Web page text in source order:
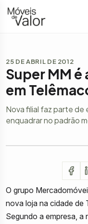
25 DE ABRIL DE 2012
Super MM
em
Nova filial faz parte de
enquadrar no padrão
O grupo
nova loja na cidade de
Segundo a empresa, a